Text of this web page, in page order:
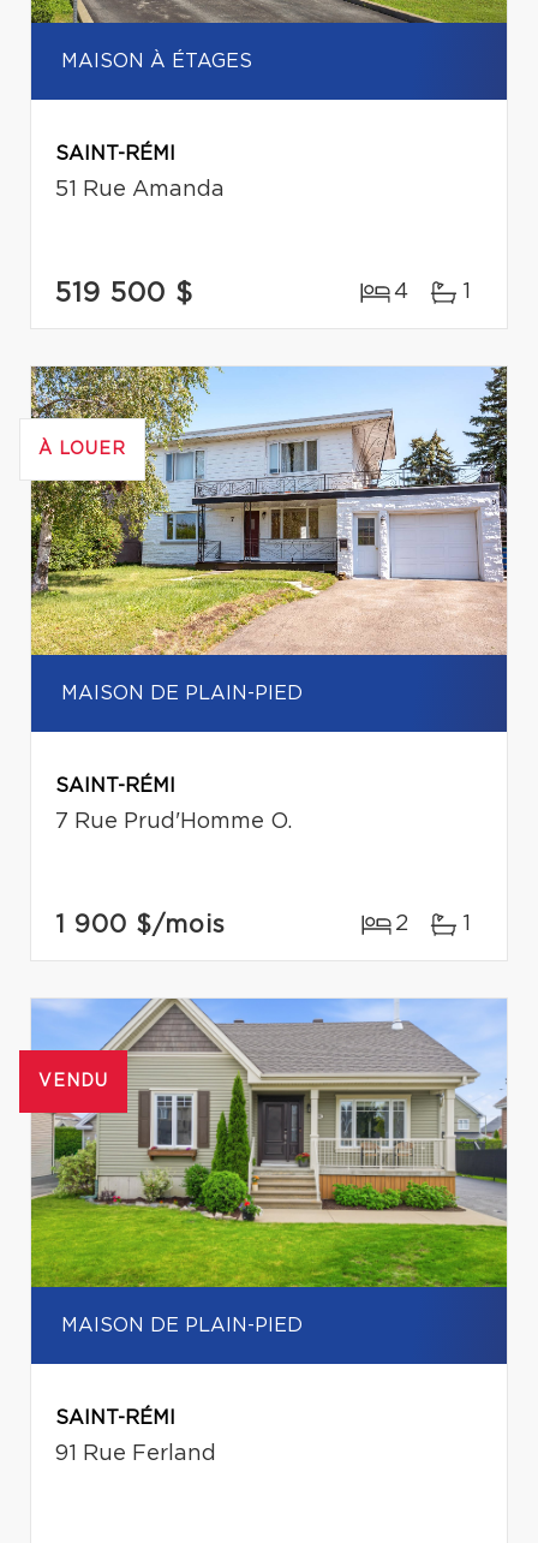
MAISON À ÉTAGES
SAINT-RÉMI
51 Rue Amanda
519 500 $ 4 1
À LOUER
MAISON DE PLAIN-PIED
SAINT-RÉMI
7 Rue Prud'Homme O.
1 900 $/mois 2 1
VENDU
MAISON DE PLAIN-PIED
SAINT-RÉMI
91 Rue Ferland